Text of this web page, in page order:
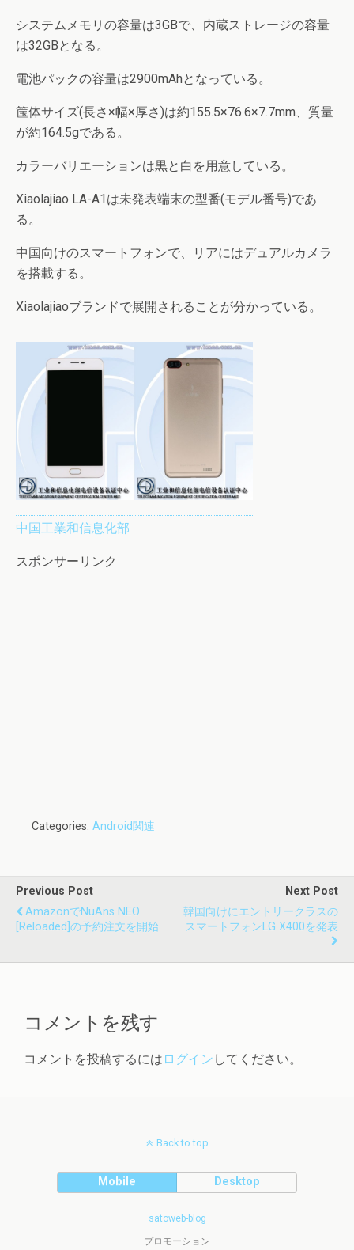
システムメモリの容量は3GBで、内蔵ストレージの容量
は32GBとなる。
電池パックの容量は2900mAhとなっている。
筺体サイズ(長さ×幅×厚さ)は約155.5×76.6×7.7mm、質量
が約164.5gである。
カラーバリエーションは黒と白を用意している。
Xiaolajiao LA-A1は未発表端末の型番(モデル番号)であ
る。
中国向けのスマートフォンで、リアにはデュアルカメラ
を搭載する。
Xiaolajiaoブランドで展開されることが分かっている。
中国工業和信息化部
スポンサーリンク
Categories: Android関連
Previous Post
AmazonでNuAns NEO
[Reloaded]の予約注文を開始
Next Post
韓国向けにエントリークラスの
スマートフォンLG X400を発表
コメントを残す
コメントを投稿するには ログイン してください。
Back to top
Mobile Desktop
satoweb-blog
プロモーション